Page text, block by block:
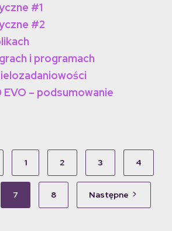
#1
#2
i programach
– podsumowanie
1 2 3 4
7 8 Następne